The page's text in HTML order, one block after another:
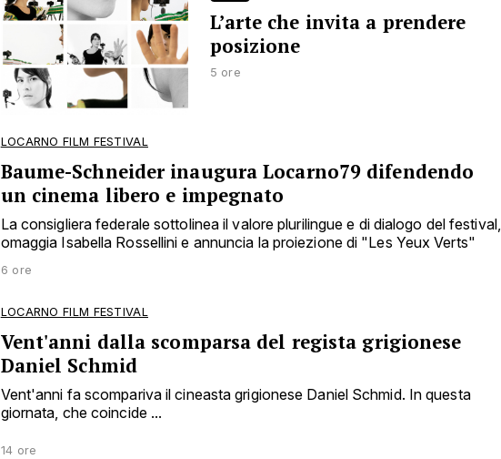
L’arte che invita a prendere
posizione
5 ore
LOCARNO FILM FESTIVAL
Baume-Schneider inaugura Locarno79 difendendo
un cinema libero e impegnato
La consigliera federale sottolinea il valore plurilingue e di dialogo del festival,
omaggia Isabella Rossellini e annuncia la proiezione di "Les Yeux Verts"
6 ore
LOCARNO FILM FESTIVAL
Vent'anni dalla scomparsa del regista grigionese
Daniel Schmid
Vent'anni fa scompariva il cineasta grigionese Daniel Schmid. In questa
giornata, che coincide ...
14 ore